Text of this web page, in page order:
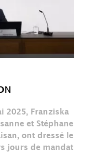
2025, Franziska
et Stéphane
ont dressé le
jours de mandat